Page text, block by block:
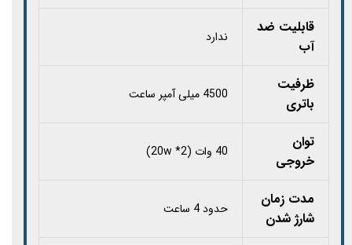
قابلیت ضد
آب
ندارد
ظرفیت
باتری
4500 میلی آمپر ساعت
توان
خروجی
40 وات (20w *2)
مدت زمان
شارژ شدن
حدود 4 ساعت